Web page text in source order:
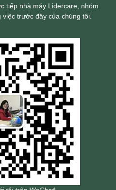
tiếp nhà máy Lidercare, nhóm
trước đây của chúng tôi.